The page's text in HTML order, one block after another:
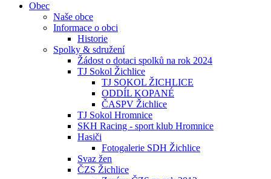
Obec
Naše obce
Informace o obci
Historie
Spolky & sdružení
Žádost o dotaci spolků na rok 2024
TJ Sokol Žichlice
TJ SOKOL ŽICHLICE
ODDÍL KOPANÉ
ČASPV Žichlice
TJ Sokol Hromnice
SKH Racing - sport klub Hromnice
Hasiči
Fotogalerie SDH Žichlice
Svaz žen
ČZS Žichlice